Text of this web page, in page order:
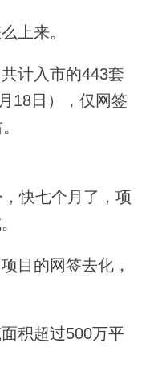
上来。
计入市的443套
18日），仅网签
快七个月了，项
目的网签去化，
积超过500万平